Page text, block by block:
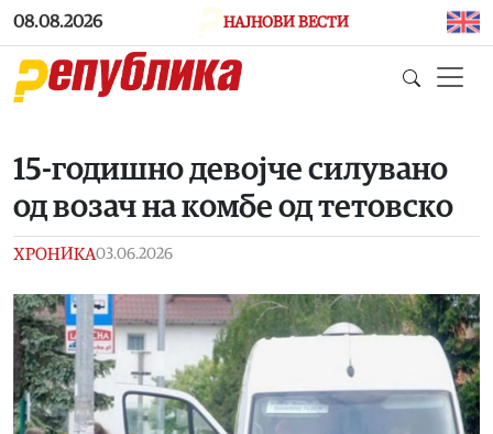
Skip to main content
08.08.2026 НАЈНОВИ ВЕСТИ
15-годишно девојче силувано
од возач на комбе од тетовско
ХРОНИКА03.06.2026